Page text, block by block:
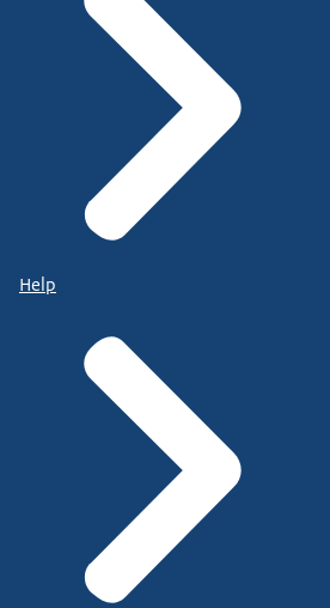
Help